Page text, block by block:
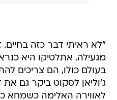
"לא ראיתי דבר כזה
מגעילה. אתלטיקו היא
בעולם כולו, הם צריכים
ג'וליאן לסקוט ביקר גם את
לאווירה האלימה כשמחא